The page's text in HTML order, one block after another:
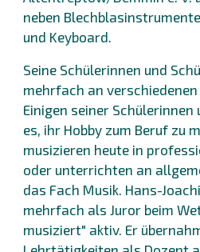
neben
und Keyboard.
Seine Schülerinnen und
mehrfach an
Einigen seiner Schülerinnen
es, ihr Hobby zum Beruf zu
musizieren heute in
oder unterrichten an
das Fach Musik. Hans-
mehrfach als Juror beim
musiziert" aktiv. Er